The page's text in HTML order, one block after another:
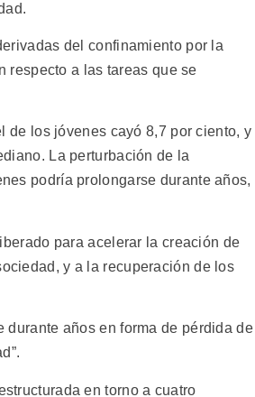
del confinamiento por la
respecto a las tareas que se
de los jóvenes cayó 8,7 por ciento, y
La perturbación de la
podría prolongarse durante años,
para acelerar la creación de
y a la recuperación de los
durante años en forma de pérdida de
en torno a cuatro